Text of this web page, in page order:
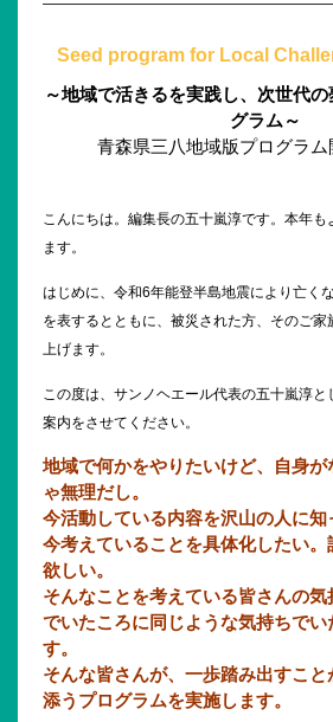
Seed program for Local
～地域で活きるを実践し、次世代
グラム～
青森県三八地域版プログラム
こんにちは。編集長の五十嵐淳です。本年
ます。
はじめに、令和6年能登半島地震により亡く
を表するとともに、被災された方、そのご家
上げます。
この度は、サンノヘエール代表の五十嵐淳
案内をさせてください。
地域で何かをやりたいけど、自身
ゃ無理だし。
今活動している内容を沢山の人に知
今考えていることを具体化したい
欲しい。
そんなことを考えている皆さんの気
でいたころに同じような気持ちでい
す。
そんな皆さんが、一歩踏み出すこと
添うプログラムを実施します。